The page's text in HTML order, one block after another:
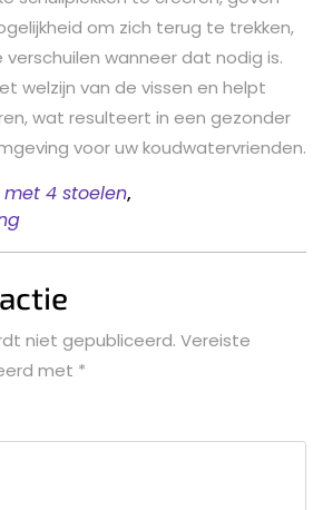
om zich terug te trekken,
wanneer dat nodig is.
welzijn van de vissen en helpt
wat resulteert in een gezonder
voor uw koudwatervrienden.
4 stoelen,
niet gepubliceerd. Vereiste
met *